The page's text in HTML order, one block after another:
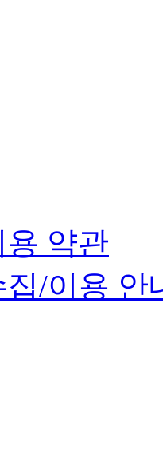
약관
/이용 안